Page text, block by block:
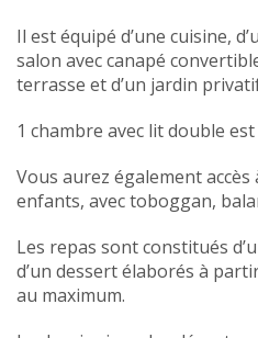
Il est équipé d’une cuisine,
salon avec canapé
terrasse et d’un jardin
1 chambre avec lit double
Vous aurez également
enfants, avec toboggan,
Les repas sont constitués
d’un dessert élaborés à
au maximum.